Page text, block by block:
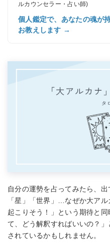
ルカウンセラー・占い師)
個人鑑定で、あなたの魂が
お教えします →
自分の運勢を占ってみたら、出
「星」「世界」…なぜか大ア
起こりそう！」という期待と
て、どう解釈すればいいの？
されているかもしれません。